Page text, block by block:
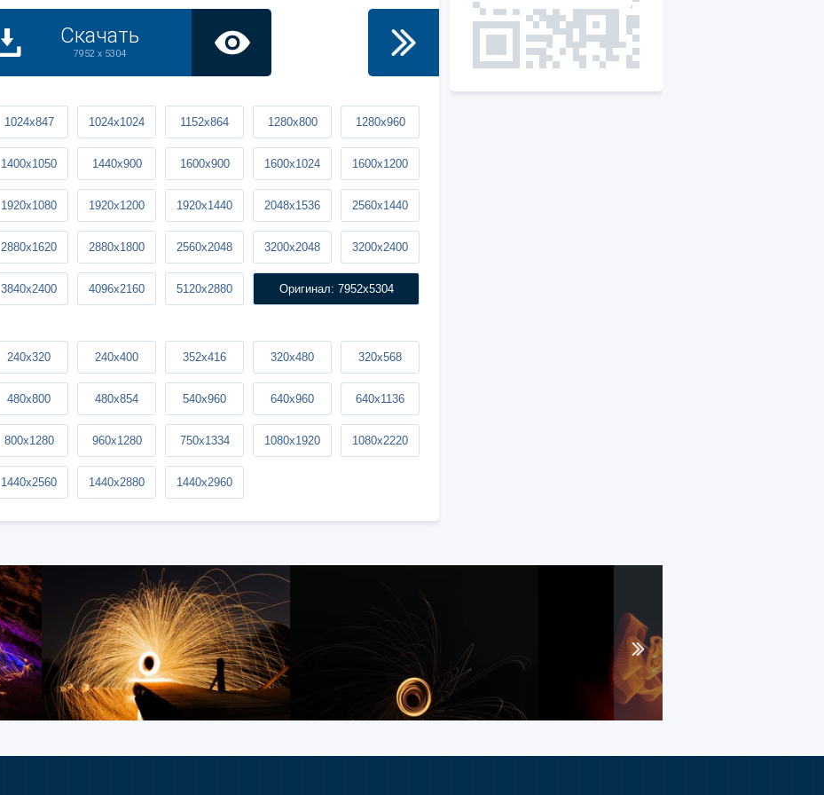
Скачать
7952 x 5304
1024x847 1024x1024 1152x864 1280x800 1280x960
1400x1050 1440x900 1600x900 1600x1024 1600x1200
1920x1080 1920x1200 1920x1440 2048x1536 2560x1440
2880x1620 2880x1800 2560x2048 3200x2048 3200x2400
3840x2400 4096x2160 5120x2880 Оригинал: 7952x5304
240x320 240x400 352x416 320x480 320x568
480x800 480x854 540x960 640x960 640x1136
800x1280 960x1280 750x1334 1080x1920 1080x2220
1440x2560 1440x2880 1440x2960